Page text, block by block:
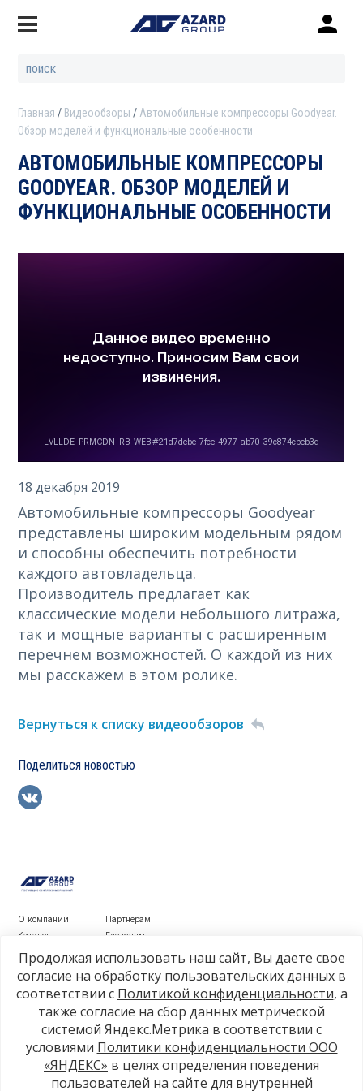
Главная Видеообзоры
Автомобильные компрессоры Goodyear.
Обзор моделей и функциональные особенности
АВТОМОБИЛЬНЫЕ КОМПРЕССОРЫ
GOODYEAR. ОБЗОР МОДЕЛЕЙ И
ФУНКЦИОНАЛЬНЫЕ ОСОБЕННОСТИ
18 декабря 2019
Автомобильные компрессоры Goodyear
представлены широким модельным рядом
и способны обеспечить потребности
каждого автовладельца.
Производитель предлагает как
классические модели небольшого литража,
так и мощные варианты с расширенным
перечнем возможностей. О каждой из них
мы расскажем в этом ролике.
Вернуться к списку видеообзоров
Поделиться новостью
О компании
Каталог
Новости
Видеообзоры
Партнерам
Где купить
г. Рязань, ул. Маяковского, д. 1а, стр. 3
+7 4912 77-80-81
info@azard.ru
Продолжая использовать наш сайт, Вы даете свое
согласие на обработку пользовательских данных в
соответствии с Политикой конфиденциальности, а
также согласие на сбор данных метрической
системой Яндекс.Метрика в соответствии с
условиями Политики конфиденциальности ООО
«ЯНДЕКС» в целях определения поведения
пользователей на сайте для внутренней